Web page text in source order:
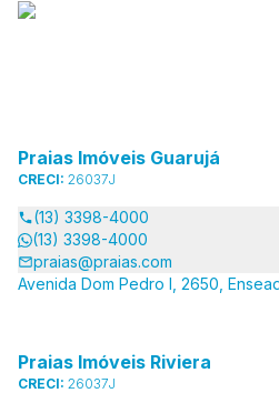
Praias Imóveis Guarujá
CRECI: 26037J
(13) 3398-4000
(13) 3398-4000
praias@praias.com
Avenida Dom Pedro I, 2650,
Praias Imóveis Riviera
CRECI: 26037J